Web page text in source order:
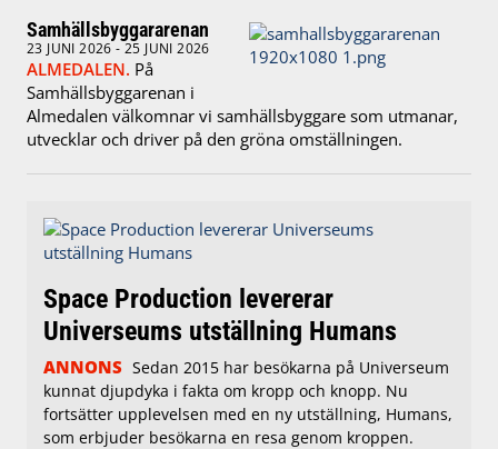
Samhällsbyggararenan
23 JUNI 2026 - 25 JUNI 2026
ALMEDALEN. På
Samhällsbyggarenan i
Almedalen välkomnar vi samhällsbyggare som utmanar,
utvecklar och driver på den gröna omställningen.
Space Production levererar
Universeums utställning Humans
ANNONS Sedan 2015 har besökarna på Universeum
kunnat djupdyka i fakta om kropp och knopp. Nu
fortsätter upplevelsen med en ny utställning, Humans,
som erbjuder besökarna en resa genom kroppen.